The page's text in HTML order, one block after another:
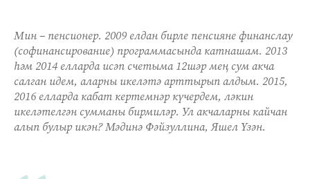
Мин – пенсионер. 2009 елдан бирле пенсияне финанслау
(софинансирование) программасында катнашам. 2013
һәм 2014 елларда исәп счетыма 12шәр мең сум акча
салган идем, аларны икеләтә арттырып алдым. 2015,
2016 елларда кабат кертемнәр күчердем, ләкин
икеләтелгән сумманы бирмиләр. Ул акчаларны кайчан
алып булыр икән? Мәдинә Фәйзуллина, Яшел Үзән.